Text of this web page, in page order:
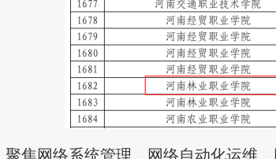
焦网络系统管理、网络自动化运维